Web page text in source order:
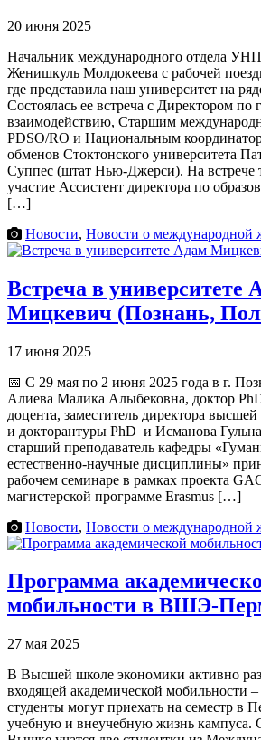
20 июня 2025
Начальник международного отдела
Женишкуль Молдокеева с рабочей
где представила наш университет на
Состоялась ее встреча с Директором по
взаимодействию, Старшим
PDSO/RO и Национальным
обменов Стоктонского университета
Суппес (штат Нью-Джерси). На встрече
участие Ассистент директора по
[…]
Новости, Новости о международной
Встреча в университете
Мицкевич (Познань,
17 июня 2025
📅 С 29 мая по 2 июня 2025 года в г.
Алиева Малика Алыбековна, доктор
доцента, заместитель директора
и докторантуры PhD и Исманова
старший преподаватель кафедры
естественно-научные дисциплины»
рабочем семинаре в рамках проекта
магистерской программе Erasmus […]
Новости, Новости о международной
Программа
мобильности в ВШЭ-
27 мая 2025
В Высшей школе экономики активно
входящей академической мобильности
студенты могут приехать на семестр в
учебную и внеучебную жизнь кампуса.